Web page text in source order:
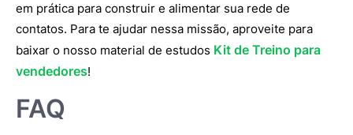
em prática para construir e alimentar sua rede de
contatos. Para te ajudar nessa missão, aproveite para
baixar o nosso material de estudos Kit de Treino para
vendedores!
FAQ